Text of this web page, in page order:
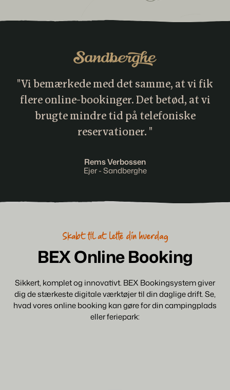
"Vi bemærkede med det samme, at vi fik
flere online-bookinger. Det betød, at vi
brugte mindre tid på telefoniske
reservationer. "
Rems Verbossen
Ejer - Sandberghe
Skabt til at lette din hverdag
BEX Online Booking
Sikkert, komplet og innovativt. BEX Bookingsystem giver
dig de stærkeste digitale værktøjer til din daglige drift. Se,
hvad vores online booking kan gøre for din campingplads
eller feriepark: